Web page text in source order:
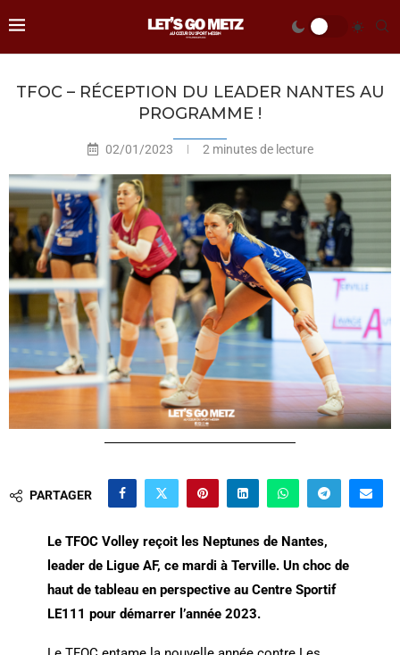
TFOC – RÉCEPTION DU LEADER NANTES AU
PROGRAMME !
02/01/2023 2 minutes de lecture
PARTAGER
Le TFOC Volley reçoit les Neptunes de Nantes,
leader de Ligue AF, ce mardi à Terville. Un choc de
haut de tableau en perspective au Centre Sportif
LE111 pour démarrer l’année 2023.